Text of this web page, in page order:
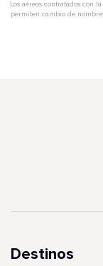
Los aéreos contratados con
permiten cambio de
Destinos